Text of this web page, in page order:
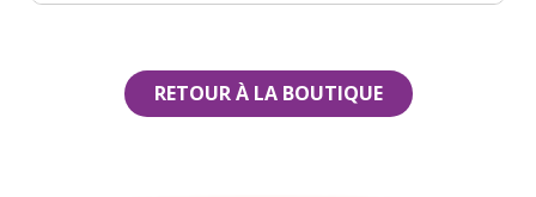
RETOUR À LA BOUTIQUE